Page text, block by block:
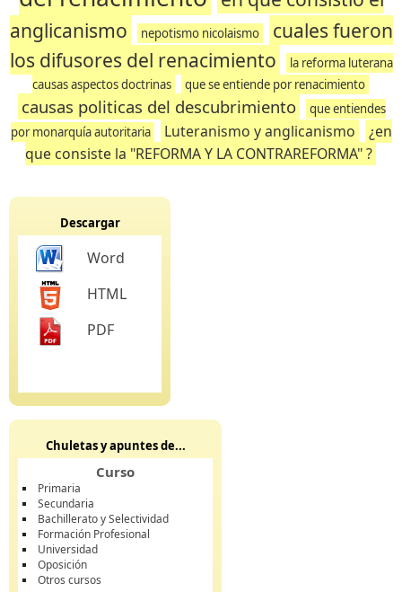
anglicanismo
nepotismo nicolaismo
cuales fueron
los difusores del renacimiento
la reforma luterana
causas aspectos doctrinas
que se entiende por renacimiento
causas politicas del descubrimiento
que entiendes
por monarquía autoritaria
Luteranismo y anglicanismo
¿en
que consiste la "REFORMA Y LA CONTRAREFORMA" ?
Descargar
Word
HTML
PDF
Chuletas y apuntes de...
Curso
Primaria
Secundaria
Bachillerato y Selectividad
Formación Profesional
Universidad
Oposición
Otros cursos